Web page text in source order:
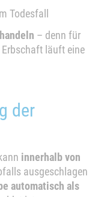
Todesfall
– denn für
läuft eine
der
innerhalb von
ausgeschlagen
automatisch als